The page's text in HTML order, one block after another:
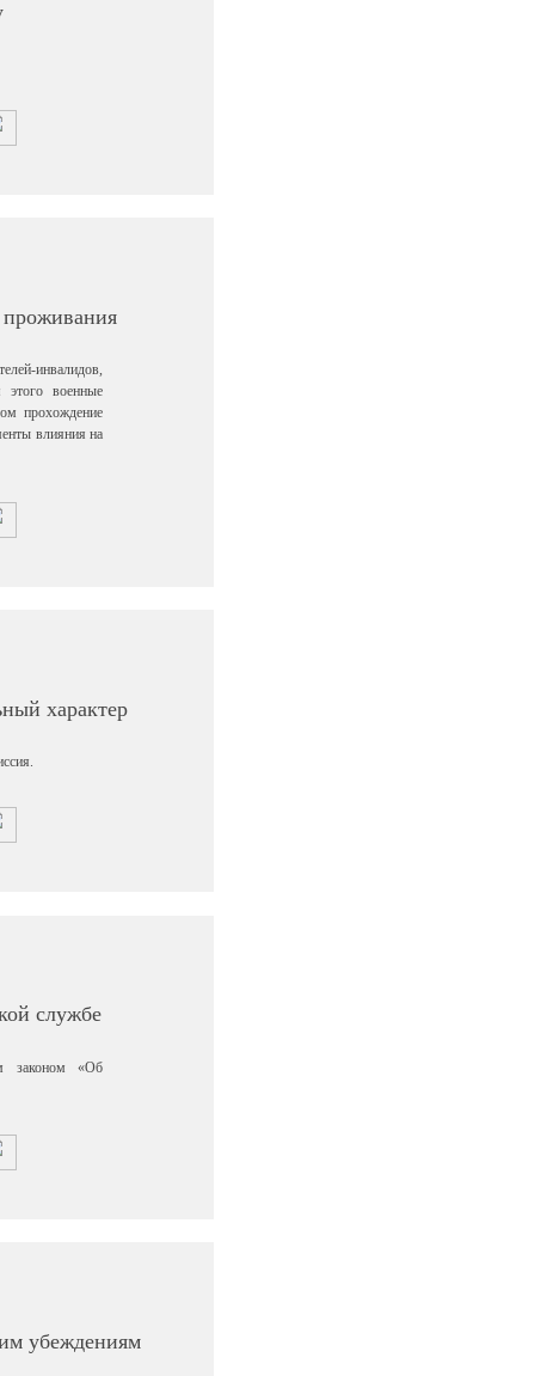
инвалидов,
этого военные
прохождение
влияния на
характер
службе
законом «Об
убеждениям